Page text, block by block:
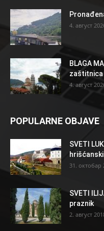
4. август
BLAGA
zaštitnica
4. август
POPULARNE OBJAVE
SVETI
31. октобар
SVETI
praznik
2. август